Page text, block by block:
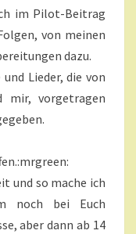
N
T
A
R
E
im Pilot-Beitrag
von meinen
dazu.
Lieder, die von
mir, vorgetragen
und so mache ich
noch bei Euch
aber dann ab 14